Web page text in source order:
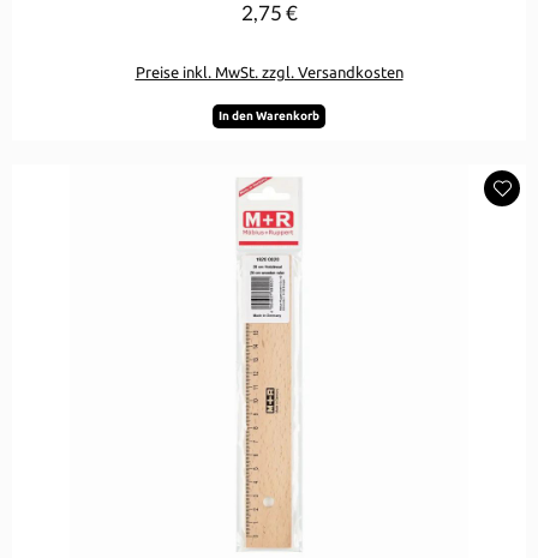
Regulärer Preis:
2,75 €
Preise inkl. MwSt. zzgl. Versandkosten
In den Warenkorb